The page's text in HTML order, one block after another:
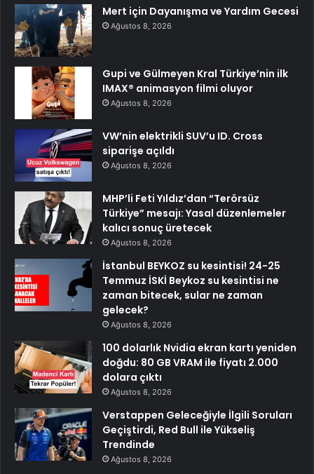
Mert için Dayanışma ve Yardım Gecesi
Ağustos 8, 2026
Gupi ve Gülmeyen Kral Türkiye’nin ilk
IMAX® animasyon filmi oluyor
Ağustos 8, 2026
VW’nin elektrikli SUV’u ID. Cross
siparişe açıldı
Ağustos 8, 2026
MHP’li Feti Yıldız’dan “Terörsüz
Türkiye” mesajı: Yasal düzenlemeler
kalıcı sonuç üretecek
Ağustos 8, 2026
İstanbul BEYKOZ su kesintisi! 24-25
Temmuz İSKİ Beykoz su kesintisi ne
zaman bitecek, sular ne zaman
gelecek?
Ağustos 8, 2026
100 dolarlık Nvidia ekran kartı yeniden
doğdu: 80 GB VRAM ile fiyatı 2.000
dolara çıktı
Ağustos 8, 2026
Verstappen Geleceğiyle İlgili Soruları
Geçiştirdi, Red Bull ile Yükseliş
Trendinde
Ağustos 8, 2026